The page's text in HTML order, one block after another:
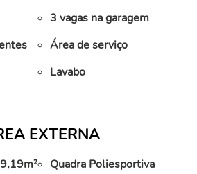
3 vagas na garagem
Área de serviço
Lavabo
EXTERNA
Quadra Poliesportiva